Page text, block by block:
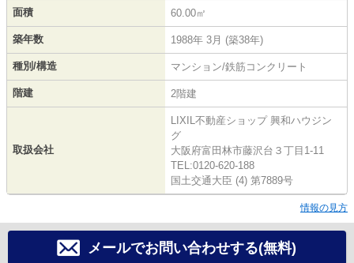
面積 60.00㎡
築年数 1988年 3月 (築38年)
種別/構造 マンション/鉄筋コンクリート
階建 2階建
取扱会社
LIXIL不動産ショップ 興和ハウジン
グ
大阪府富田林市藤沢台３丁目1-11
TEL:0120-620-188
国土交通大臣 (4) 第7889号
情報の見方
メールでお問い合わせする(無料)